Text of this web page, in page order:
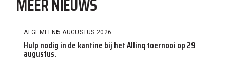
MEER NIEUWS
ALGEMEEN5 AUGUSTUS 2026
Hulp nodig in de kantine bij het Allinq toernooi op 29
augustus.